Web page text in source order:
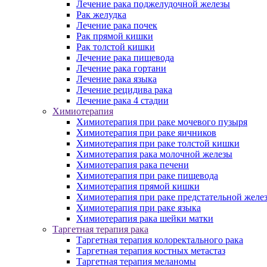
Лечение рака поджелудочной железы
Рак желудка
Лечение рака почек
Рак прямой кишки
Рак толстой кишки
Лечение рака пищевода
Лечение рака гортани
Лечение рака языка
Лечение рецидива рака
Лечение рака 4 стадии
Химиотерапия
Химиотерапия при раке мочевого пузыря
Химиотерапия при раке яичников
Химиотерапия при раке толстой кишки
Химиотерапия рака молочной железы
Химиотерапия рака печени
Химиотерапия при раке пищевода
Химиотерапия прямой кишки
Химиотерапия при раке предстательной
Химиотерапия при раке языка
Химиотерапия рака шейки матки
Таргетная терапия рака
Таргетная терапия колоректального рака
Таргетная терапия костных метастаз
Таргетная терапия меланомы